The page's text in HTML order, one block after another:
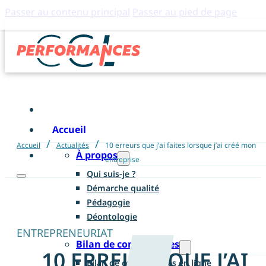
Passer au contenu principal Passer au pied de page
Accueil
À propos
Qui suis-je ?
Démarche qualité
Pédagogie
Déontologie
Bilan de compétences
Bilan de compétences en ligne
Accueil / Actualités / 10 erreurs que j’ai faites lorsque j’ai créé mon
entreprise
ENTREPRENEURIAT
10 ERREURS QUE J’AI